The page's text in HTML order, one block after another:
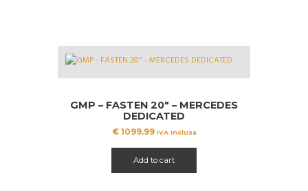
GMP – FASTEN 20″ – MERCEDES
DEDICATED
€1099.99 IVA inclusa
Add to cart